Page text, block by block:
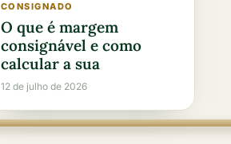
CONSIGNADO
O que é margem
consignável e como
calcular a sua
12 de julho de 2026